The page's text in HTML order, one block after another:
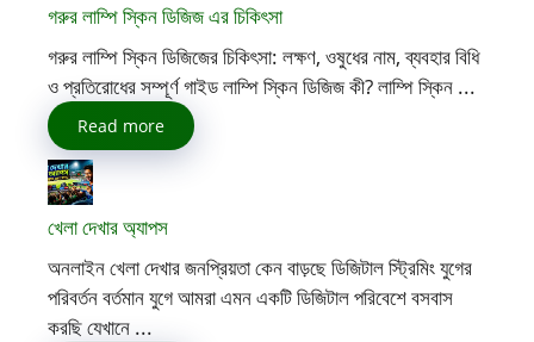
গরুর লাম্পি স্কিন ডিজিজ এর চিকিৎসা
গরুর লাম্পি স্কিন ডিজিজের চিকিৎসা: লক্ষণ, ওষুধের নাম, ব্যবহার বিধি
ও প্রতিরোধের সম্পূর্ণ গাইড লাম্পি স্কিন ডিজিজ কী? লাম্পি স্কিন ...
Read more
খেলা দেখার অ্যাপস
অনলাইন খেলা দেখার জনপ্রিয়তা কেন বাড়ছে ডিজিটাল স্ট্রিমিং যুগের
পরিবর্তন বর্তমান যুগে আমরা এমন একটি ডিজিটাল পরিবেশে বসবাস
করছি যেখানে ...